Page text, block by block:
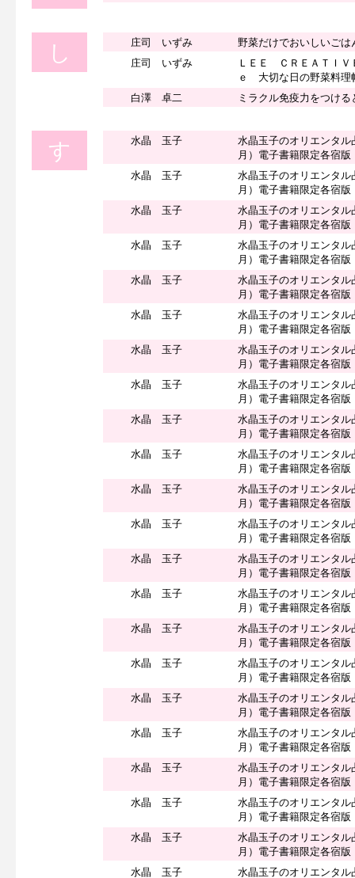
し 庄司 いずみ
野菜だけでおいしいごは
庄司 いずみ
ＬＥＥ ＣＲＥＡＴＩ
ｅ 大切な日の野菜料理
白澤 卓二
ミラクル免疫力をつけ
す 水晶 玉子
水晶玉子のオリエンタ
月）電子書籍限定各宿版
水晶 玉子
水晶玉子のオリエンタ
月）電子書籍限定各宿版
水晶 玉子
水晶玉子のオリエンタ
月）電子書籍限定各宿版
水晶 玉子
水晶玉子のオリエンタ
月）電子書籍限定各宿版
水晶 玉子
水晶玉子のオリエンタ
月）電子書籍限定各宿版
水晶 玉子
水晶玉子のオリエンタ
月）電子書籍限定各宿版
水晶 玉子
水晶玉子のオリエンタ
月）電子書籍限定各宿版
水晶 玉子
水晶玉子のオリエンタ
月）電子書籍限定各宿版
水晶 玉子
水晶玉子のオリエンタ
月）電子書籍限定各宿版
水晶 玉子
水晶玉子のオリエンタ
月）電子書籍限定各宿版
水晶 玉子
水晶玉子のオリエンタ
月）電子書籍限定各宿版
水晶 玉子
水晶玉子のオリエンタ
月）電子書籍限定各宿版
水晶 玉子
水晶玉子のオリエンタ
月）電子書籍限定各宿版
水晶 玉子
水晶玉子のオリエンタ
月）電子書籍限定各宿版
水晶 玉子
水晶玉子のオリエンタ
月）電子書籍限定各宿版
水晶 玉子
水晶玉子のオリエンタ
月）電子書籍限定各宿版
水晶 玉子
水晶玉子のオリエンタ
月）電子書籍限定各宿版
水晶 玉子
水晶玉子のオリエンタ
月）電子書籍限定各宿版
水晶 玉子
水晶玉子のオリエンタ
月）電子書籍限定各宿版
水晶 玉子
水晶玉子のオリエンタ
月）電子書籍限定各宿版
水晶 玉子
水晶玉子のオリエンタ
月）電子書籍限定各宿版
水晶 玉子
水晶玉子のオリエンタ